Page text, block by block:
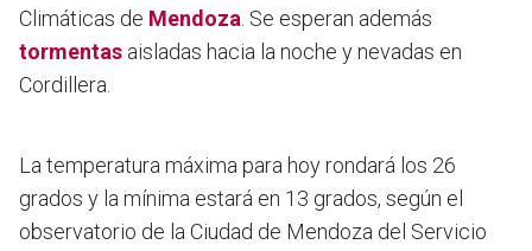
Climáticas de Mendoza . Se esperan además
tormentas aisladas hacia la noche y nevadas en
Cordillera.
La temperatura máxima para hoy rondará los 26
grados y la mínima estará en 13 grados, según el
observatorio de la Ciudad de Mendoza del Servicio